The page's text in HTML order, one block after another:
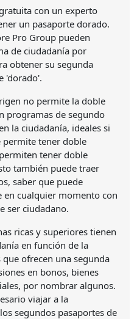
con un experto
un pasaporte dorado.
Pro Group pueden
de ciudadanía por
obtener su segunda
'dorado'.
no permite la doble
programas de segundo
la ciudadanía, ideales si
permite tener doble
tener doble
también puede traer
saber que puede
en cualquier momento con
ser ciudadano.
ricas y superiores tienen
en función de la
ofrecen una segunda
en bonos, bienes
por nombrar algunos.
viajar a la
segundos pasaportes de